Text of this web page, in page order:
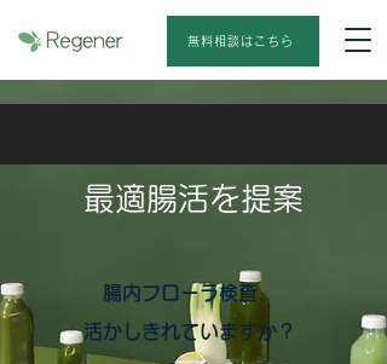
無料相談はこちら
​最適腸活を提案
腸内フローラ検査、
活かしきれていますか？